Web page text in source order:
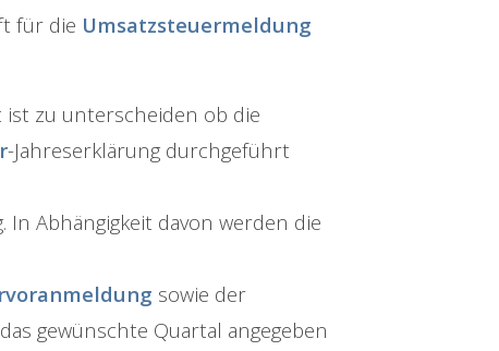
für die Umsatzsteuermeldung
zu unterscheiden ob die
-Jahreserklärung durchgeführt
In Abhängigkeit davon werden die
sowie der
gewünschte Quartal angegeben